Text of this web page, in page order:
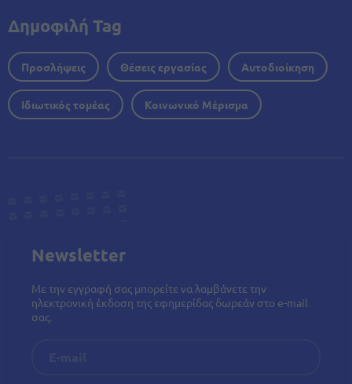
Δημοφιλή Tag
Προσλήψεις Θέσεις εργασίας Αυτοδιοίκηση
Ιδιωτικός τομέας Κοινωνικό Μέρισμα
Newsletter
Με την εγγραφή σας μπορείτε να λαμβάνετε την
ηλεκτρονική έκδοση της εφημερίδας δωρεάν στο e-mail
σας.